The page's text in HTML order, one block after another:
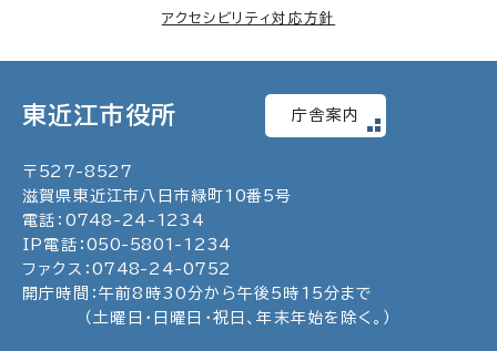
アクセシビリティ対応方針
東近江市役所 庁舎案内
〒 527-8527
滋賀県東近江市八日市緑町10番5号
電話： 0748 - 24 - 1234
IP電話： 050- 5801 - 1234
ファクス： 0748- 24-0752
開庁時間：午前8時30分から午後5時15分まで
（土曜日・日曜日・祝日、年末年始を除く。）